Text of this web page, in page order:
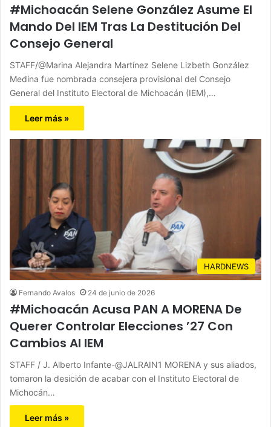
#Michoacán Selene González Asume El
Mando Del IEM Tras La Destitución Del
Consejo General
STAFF/@Marina Alejandra Martínez Selene Lizbeth González
Medina fue nombrada consejera provisional del Consejo
General del Instituto Electoral de Michoacán (IEM),…
Leer más »
HARDNEWS
Fernando Avalos 24 de junio de 2026
#Michoacán Acusa PAN A MORENA De
Querer Controlar Elecciones ’27 Con
Cambios Al IEM
STAFF / J. Alberto Infante-@JALRAIN1 MORENA y sus aliados,
tomaron la desición de acabar con el Instituto Electoral de
Michocán…
Leer más »